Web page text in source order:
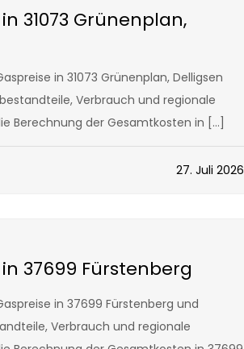
31073 Grünenplan,
in 31073 Grünenplan, Delligsen
Verbrauch und regionale
Berechnung der Gesamtkosten in […]
27. Juli 2026
37699 Fürstenberg
in 37699 Fürstenberg und
Verbrauch und regionale